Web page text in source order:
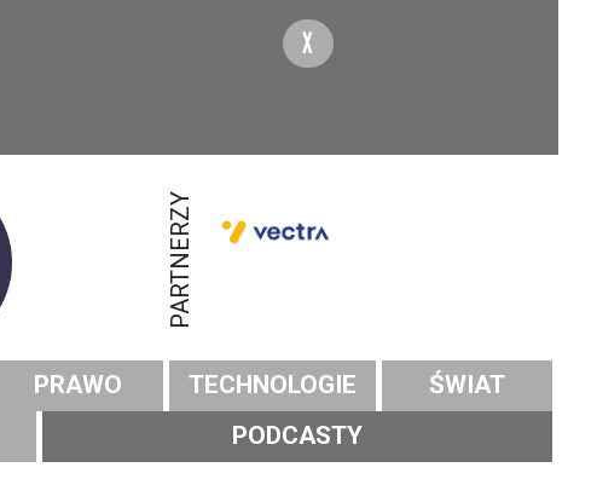
X
PARTNERZY
PRAWO TECHNOLOGIE
ŚWIAT
PODCASTY